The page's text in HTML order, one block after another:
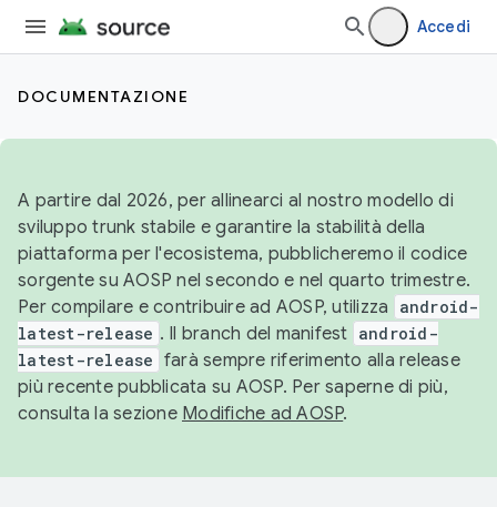
Accedi
DOCUMENTAZIONE
A partire dal 2026, per allinearci al nostro modello di
sviluppo trunk stabile e garantire la stabilità della
piattaforma per l'ecosistema, pubblicheremo il codice
sorgente su AOSP nel secondo e nel quarto trimestre.
Per compilare e contribuire ad AOSP, utilizza
android-
latest-release . Il branch del manifest android-
latest-release farà sempre riferimento alla release
più recente pubblicata su AOSP. Per saperne di più,
consulta la sezione Modifiche ad AOSP.